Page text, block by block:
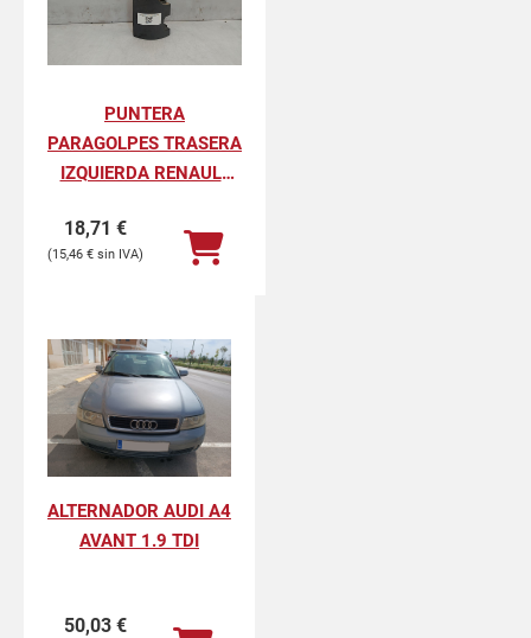
PUNTERA
PARAGOLPES TRASERA
IZQUIERDA RENAULT
PROFESIONAL
18,71 €
15,46 €
ALTERNADOR AUDI A4
AVANT 1.9 TDI
50,03 €